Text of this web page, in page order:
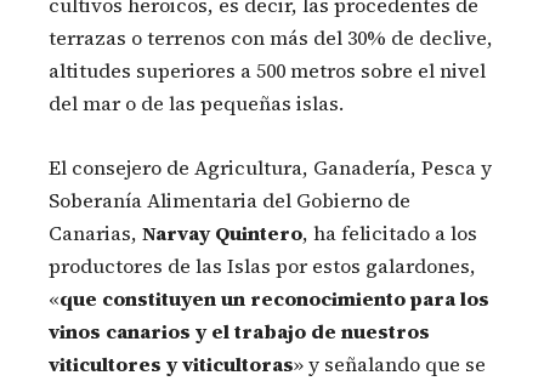
terrazas o terrenos con más del 30% de declive,
altitudes superiores a 500 metros sobre el nivel
del mar o de las pequeñas islas.
El consejero de Agricultura, Ganadería, Pesca y
Soberanía Alimentaria del Gobierno de
Canarias, Narvay Quintero, ha felicitado a los
productores de las Islas por estos galardones,
«que constituyen un reconocimiento para los
vinos canarios y el trabajo de nuestros
viticultores y viticultoras» y señalando que se